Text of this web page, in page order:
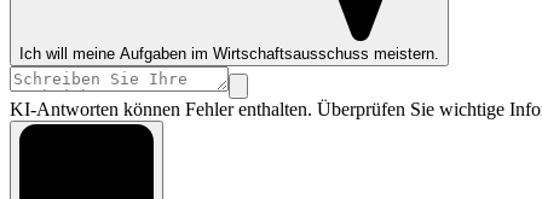
Ich will meine Aufgaben im Wirtschaftsausschuss meistern.
KI-Antworten können Fehler enthalten. Überprüfen Sie wichtige